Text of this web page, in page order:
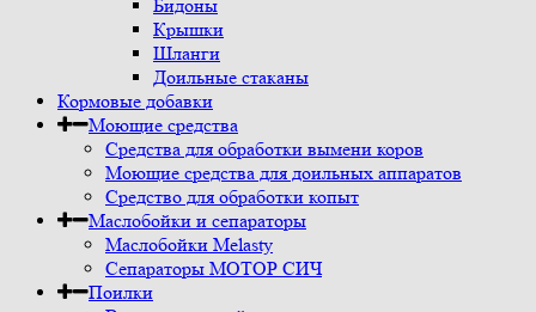
Бидоны
Крышки
Шланги
Доильные стаканы
Кормовые добавки
Моющие средства
Средства для обработки вымени коров
Моющие средства для доильных аппаратов
Средство для обработки копыт
Маслобойки и сепараторы
Маслобойки Melasty
Сепараторы МОТОР СИЧ
Поилки